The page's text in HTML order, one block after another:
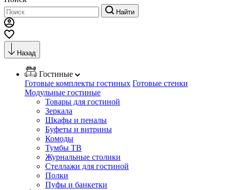
Найти
Назад
Гостиные
Готовые комплекты гостиных Готовые стенки
Модульные гостиные
Товары для гостиной
Зеркала
Шкафы и пеналы
Буфеты и витрины
Комоды
Тумбы ТВ
Журнальные столики
Стеллажи для гостиной
Полки
Пуфы и банкетки